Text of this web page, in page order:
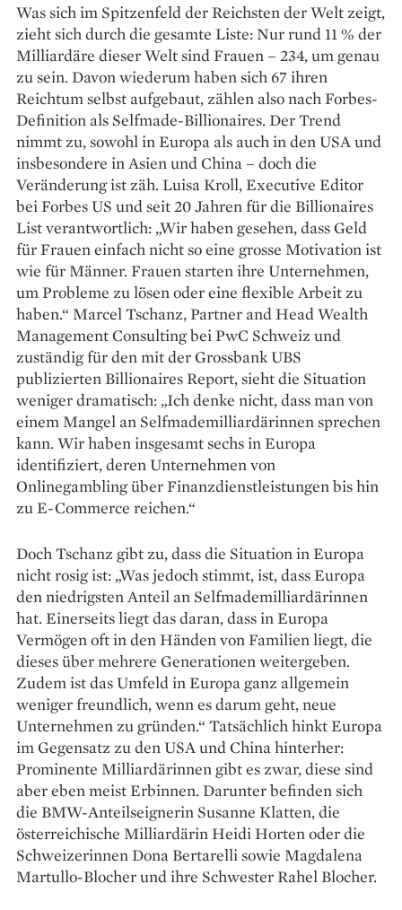
Was sich im Spitzenfeld der Reichsten der Welt zeigt,
zieht sich durch die gesamte Liste: Nur rund 11 % der
Milliardäre dieser Welt sind Frauen – 234, um genau
zu sein. Davon wiederum haben sich 67 ­ihren
Reichtum selbst aufgebaut, zählen also nach Forbes-
Definition als Selfmade-Billionaires. Der Trend
nimmt zu, sowohl in Europa als auch in den USA und
insbesondere in ­Asien und China – doch die
Veränderung ist zäh. Luisa Kroll, Executive Editor
bei Forbes US und seit 20 Jahren für die Billionaires
List verantwortlich: „Wir haben gesehen, dass Geld
für Frauen einfach nicht so eine grosse Motivation ist
wie für Männer. Frauen starten ihre Unternehmen,
um Probleme zu lösen oder eine flexible Arbeit zu
haben.“ Marcel Tschanz, Partner and Head ­Wealth
Management Consulting bei PwC Schweiz und
zuständig für den mit der Grossbank UBS
publizierten ­Billionaires Report, sieht die Situation
weniger dramatisch: „Ich denke nicht, dass man von
einem Mangel an Self­mademilliardärinnen sprechen
kann. Wir haben insgesamt sechs in Europa
identifiziert, deren Unternehmen von
Onlinegambling über Finanzdienstleistungen bis hin
zu E-Commerce reichen.“
Doch Tschanz gibt zu, dass die Situation in Europa
nicht rosig ist: „Was jedoch stimmt, ist, dass Europa
den niedrigsten Anteil an Self­mademilliardärinnen
hat. Einerseits liegt das daran, dass in Europa
Vermögen oft in den Händen von Familien liegt, die
dieses über mehrere Generationen weitergeben.
Zudem ist das Umfeld in Europa ganz allgemein
weniger freundlich, wenn es darum geht, neue
Unternehmen zu gründen.“ Tatsächlich hinkt Europa
im Gegensatz zu den USA und China hinterher:
Prominente Milliardärinnen gibt es zwar, diese sind
aber eben meist Erbinnen. Darunter befinden sich
die BMW-Anteilseignerin Susanne Klatten, die
österreichische Milliardärin Heidi Horten oder die
Schweizerinnen Dona Bertarelli sowie Magdalena
Martullo-Blocher und ihre Schwester Rahel Blocher.